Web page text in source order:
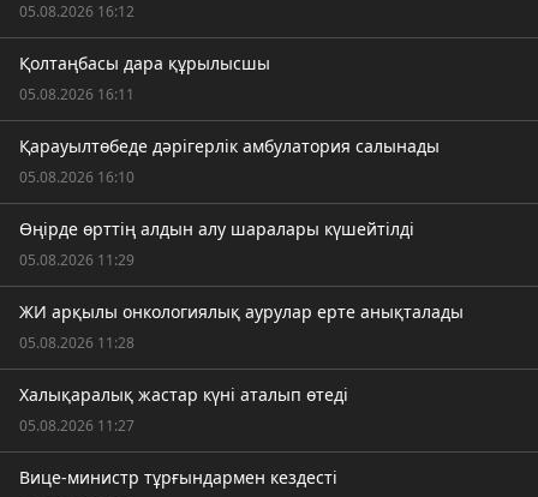
05.08.2026 16:12
Қолтаңбасы дара құрылысшы
05.08.2026 16:11
Қарауылтөбеде дәрігерлік амбулатория салынады
05.08.2026 16:10
Өңірде өрттің алдын алу шаралары күшейтілді
05.08.2026 11:29
ЖИ арқылы онкологиялық аурулар ерте анықталады
05.08.2026 11:28
Халықаралық жастар күні аталып өтеді
05.08.2026 11:27
Вице-министр тұрғындармен кездесті